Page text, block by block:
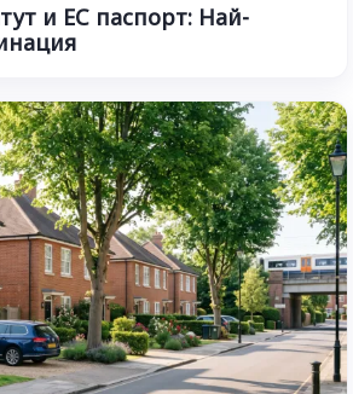
и ЕС паспорт: Най-